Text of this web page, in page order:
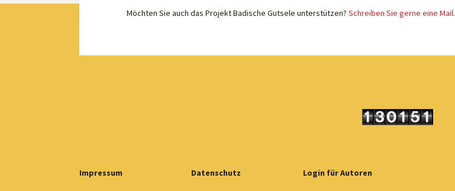
Möchten Sie auch das Projekt Badische Gutsele unterstützen?Schreiben Sie gerne eine Mail.
Impressum Datenschutz Login für Autoren